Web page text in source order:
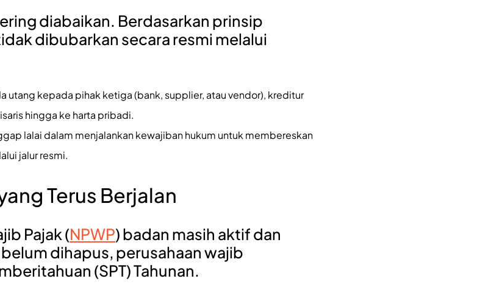
diabaikan. Berdasarkan prinsip
dibubarkan secara resmi melalui
utang kepada pihak ketiga (bank, supplier, atau vendor), kreditur
hingga ke harta pribadi.
lalai dalam menjalankan kewajiban hukum untuk membereskan
jalur resmi.
Terus Berjalan
Pajak (NPWP) badan masih aktif dan
dihapus, perusahaan wajib
(SPT) Tahunan.